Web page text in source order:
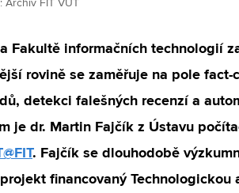
Archiv FIT VUT
Fakultě informačních technologií
rovině se zaměřuje na pole
detekci falešných recenzí a
je dr. Martin Fajčík z Ústavu
. Fajčík se dlouhodobě
financovaný Technologickou